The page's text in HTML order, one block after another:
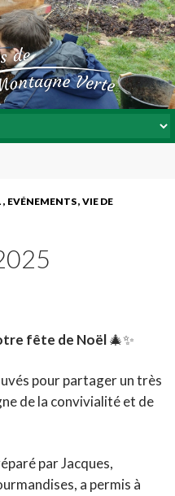
EVÉNEMENTS VIE DE
fête de Noël🎄✨
pour partager un très
de la convivialité et de
par Jacques,
a permis à